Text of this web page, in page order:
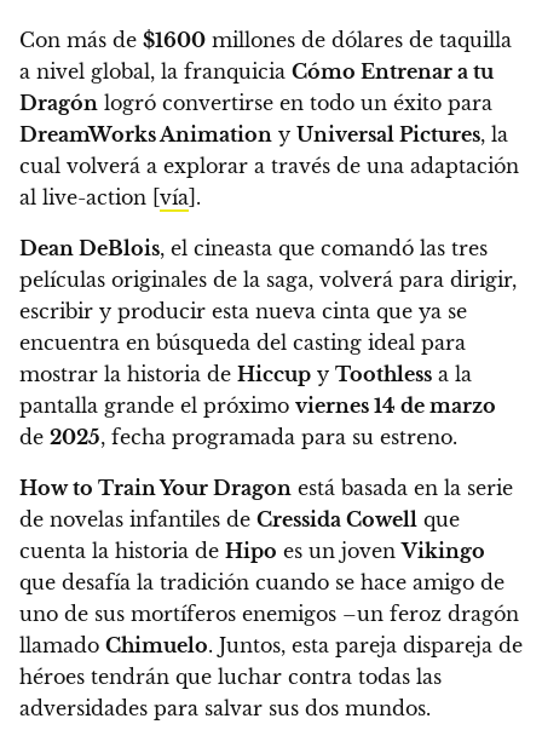
Con más de $1600 millones de dólares de taquilla
a nivel global, la franquicia Cómo Entrenar a tu
Dragón logró convertirse en todo un éxito para
DreamWorks Animation y Universal Pictures, la
cual volverá a explorar a través de una adaptación
al live-action [vía].
Dean DeBlois, el cineasta que comandó las tres
películas originales de la saga, volverá para dirigir,
escribir y producir esta nueva cinta que ya se
encuentra en búsqueda del casting ideal para
mostrar la historia de Hiccup y Toothless a la
pantalla grande el próximo viernes 14 de marzo
de 2025, fecha programada para su estreno.
How to Train Your Dragon está basada en la serie
de novelas infantiles de Cressida Cowell que
cuenta la historia de Hipo es un jovenVikingo
que desafía la tradición cuando se hace amigo de
uno de sus mortíferos enemigos –un feroz dragón
llamado Chimuelo. Juntos, esta pareja dispareja de
héroes tendrán que luchar contra todas las
adversidades para salvar sus dos mundos.